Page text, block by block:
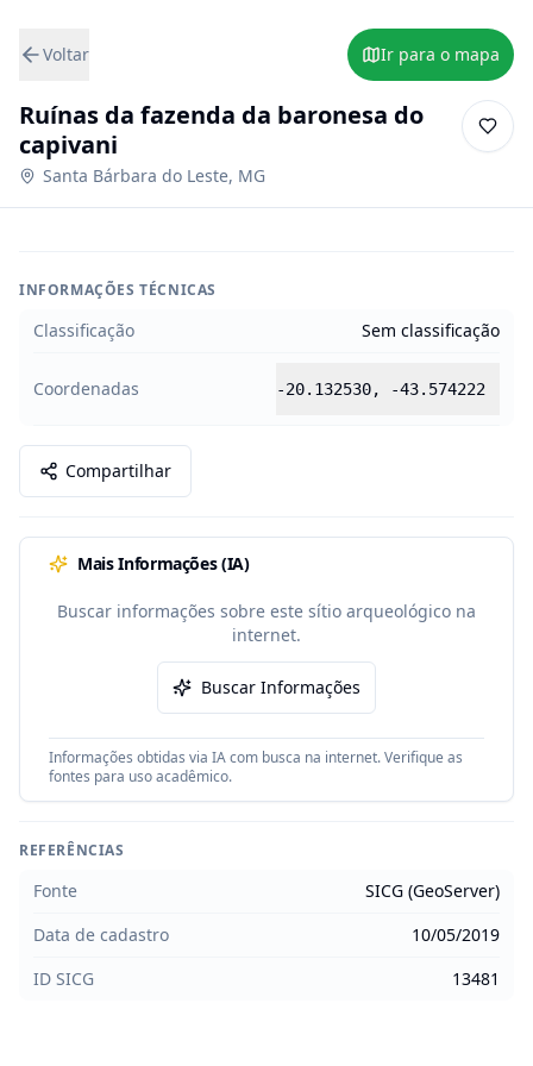
Voltar Ir para o mapa
Ruínas da fazenda da baronesa do
capivani
Santa Bárbara do Leste, MG
INFORMAÇÕES TÉCNICAS
Classificação Sem classificação
Coordenadas -20.132530, -43.574222
Compartilhar
Mais Informações (IA)
Buscar informações sobre este sítio arqueológico na
internet.
Buscar Informações
Informações obtidas via IA com busca na internet. Verifique as
fontes para uso acadêmico.
REFERÊNCIAS
Fonte
SICG (GeoServer)
Data de cadastro
10/05/2019
ID SICG
13481